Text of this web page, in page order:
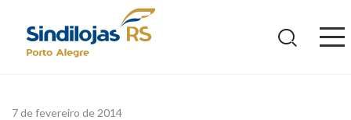
7 de fevereiro de 2014